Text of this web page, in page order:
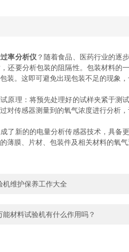
率分析仪？随着食品、医药行业的逐
还要分析包装的阻隔性。包装材料的
装。这即可避免出现包装不足的现象
原理：将预先处理好的试样夹紧于测
对传感器测量到的氧气浓度进行分析
了新的的电量分析传感器技术，具备
薄膜、片材、包装件及相关材料的氧
机维护保养工作大全
能材料试验机有什么作用吗？